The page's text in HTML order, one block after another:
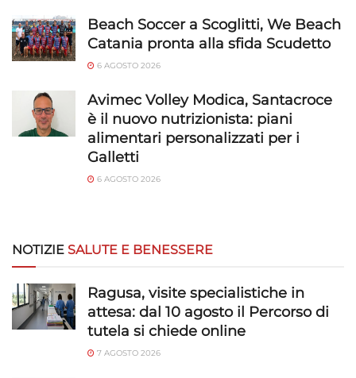
Beach Soccer a Scoglitti, We Beach
Catania pronta alla sfida Scudetto
6 AGOSTO 2026
Avimec Volley Modica, Santacroce
è il nuovo nutrizionista: piani
alimentari personalizzati per i
Galletti
6 AGOSTO 2026
NOTIZIE SALUTE E BENESSERE
Ragusa, visite specialistiche in
attesa: dal 10 agosto il Percorso di
tutela si chiede online
7 AGOSTO 2026